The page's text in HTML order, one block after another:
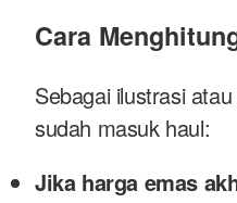
Cara
Sebagai ilustrasi
sudah masuk haul:
Jika harga emas